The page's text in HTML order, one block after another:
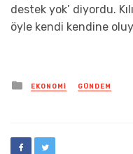
destek yok’ diyordu.
öyle kendi kendine
Posted
in
EKONOMI GÜNDEM